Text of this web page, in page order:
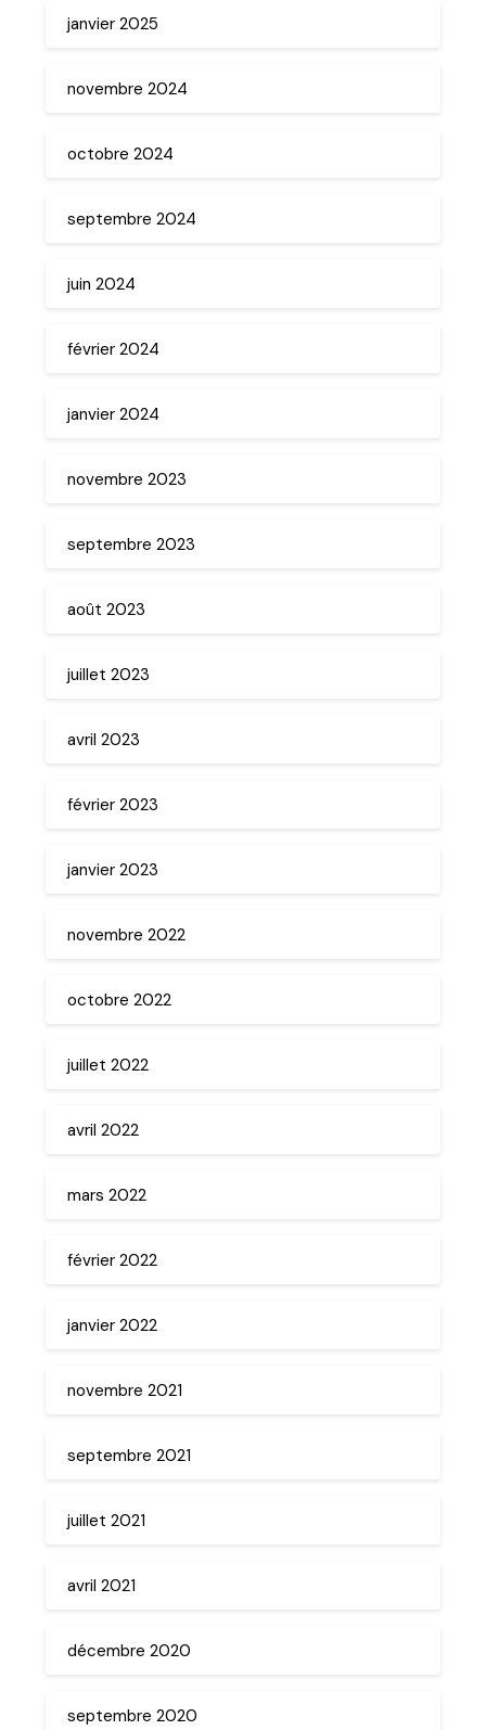
janvier 2025
novembre 2024
octobre 2024
septembre 2024
juin 2024
février 2024
janvier 2024
novembre 2023
septembre 2023
août 2023
juillet 2023
avril 2023
février 2023
janvier 2023
novembre 2022
octobre 2022
juillet 2022
avril 2022
mars 2022
février 2022
janvier 2022
novembre 2021
septembre 2021
juillet 2021
avril 2021
décembre 2020
septembre 2020